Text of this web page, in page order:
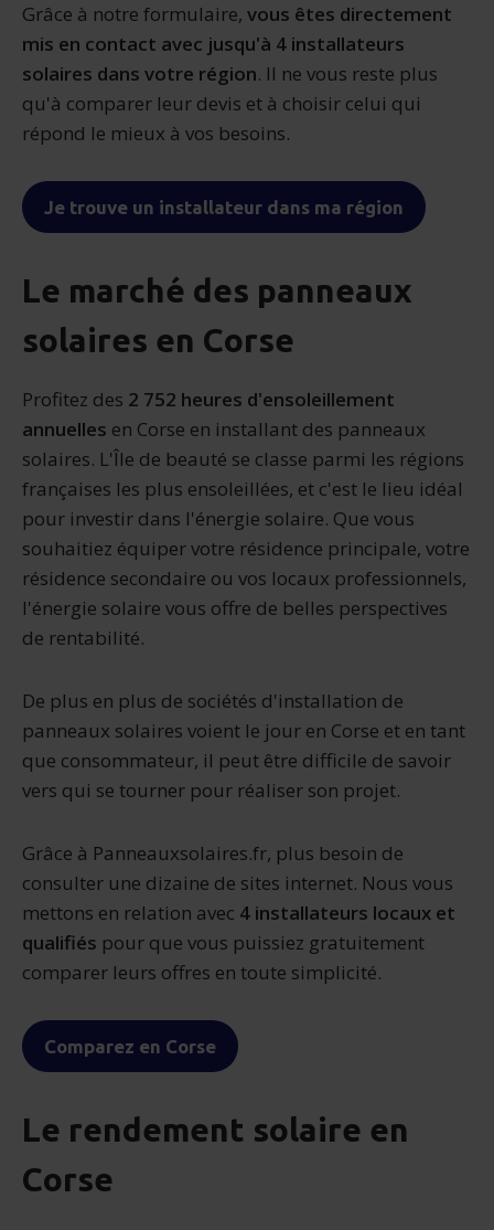
Grâce à notre formulaire, vous êtes directement
mis en contact avec jusqu'à 4 installateurs
solaires dans votre région. Il ne vous reste plus
qu'à comparer leur devis et à choisir celui qui
répond le mieux à vos besoins.
Je trouve un installateur dans ma région
Le marché des panneaux
solaires en Corse
Profitez des 2 752 heures d'ensoleillement
annuelles en Corse en installant des panneaux
solaires. L'Île de beauté se classe parmi les régions
françaises les plus ensoleillées, et c'est le lieu idéal
pour investir dans l'énergie solaire. Que vous
souhaitiez équiper votre résidence principale, votre
résidence secondaire ou vos locaux professionnels,
l'énergie solaire vous offre de belles perspectives
de rentabilité.
De plus en plus de sociétés d'installation de
panneaux solaires voient le jour en Corse et en tant
que consommateur, il peut être difficile de savoir
vers qui se tourner pour réaliser son projet.
Grâce à Panneauxsolaires.fr, plus besoin de
consulter une dizaine de sites internet. Nous vous
mettons en relation avec 4 installateurs locaux et
qualifiés pour que vous puissiez gratuitement
comparer leurs offres en toute simplicité.
Comparez en Corse
Le rendement solaire en
Corse